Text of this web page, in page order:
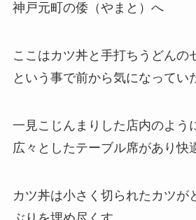
神戸元町の倭（やまと）へ
ここはカツ丼と手打ちうどんの
という事で前から気になってい
一見こじんまりした店内のよう
広々としたテーブル席があり快
カツ丼は小さく切られたカツが